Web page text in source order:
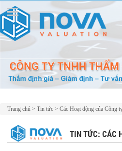
Trang chủ > Tin tức > Các Hoạt động của Công
TIN TỨC: CÁC